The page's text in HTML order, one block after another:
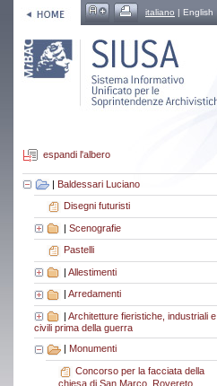
italiano | English
espandi l'albero
| Baldessari Luciano
Disegni futuristi
| Scenografie
Pastelli
| Allestimenti
Arredamenti
| Architetture fieristiche, industriali e
civili prima della guerra
Monumenti
Concorso per la facciata della
chiesa di San Marco, Rovereto